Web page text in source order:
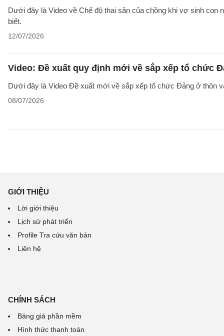
Dưới đây là Video về Chế độ thai sản của chồng khi vợ sinh
biết.
12/07/2026
Video: Đề xuất quy định mới về sắp xếp tổ chức
Dưới đây là Video Đề xuất mới về sắp xếp tổ chức Đảng ở thôn
08/07/2026
GIỚI THIỆU
Lời giới thiệu
Lịch sử phát triển
Profile Tra cứu văn bản
Liên hệ
CHÍNH SÁCH
Bảng giá phần mềm
Hình thức thanh toán